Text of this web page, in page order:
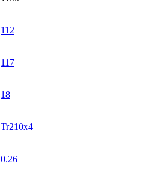
112
117
18
Tr210x4
0.26